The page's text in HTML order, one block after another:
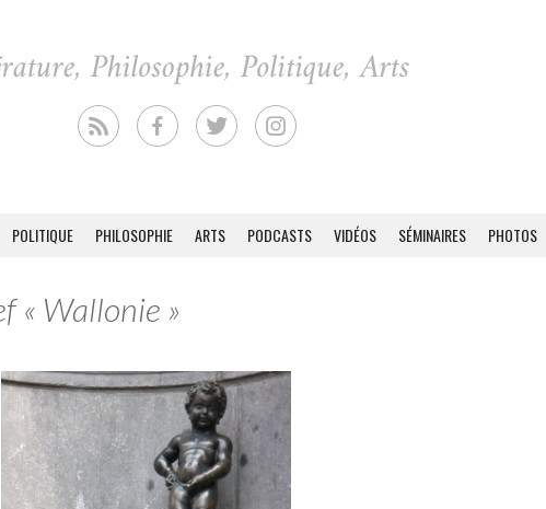
POLITIQUE PHILOSOPHIE ARTS PODCASTS VIDÉOS SÉMINAIRES PHOTOS
« Wallonie »